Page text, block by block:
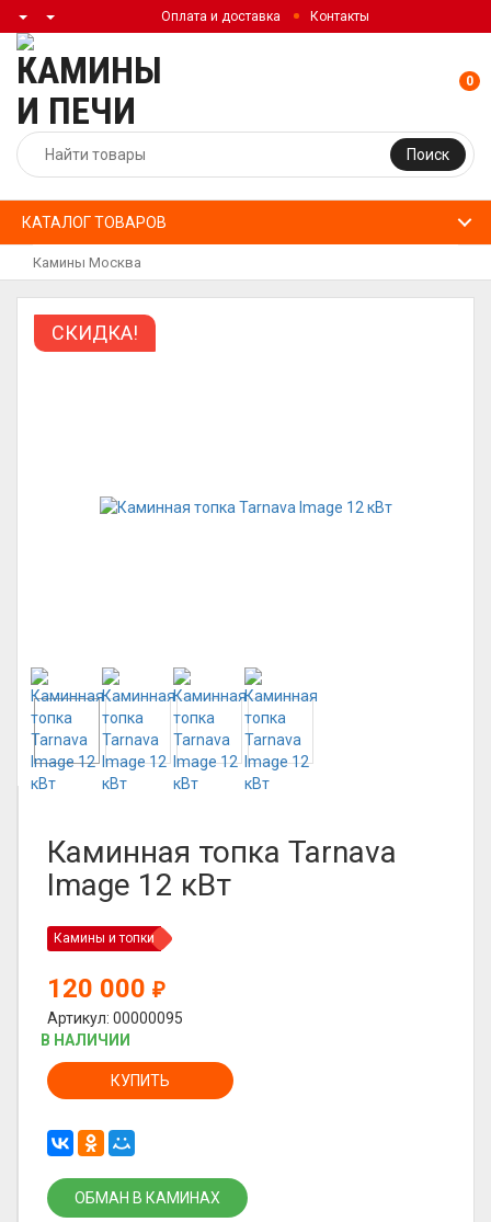
Оплата и доставка Контакты
Поиск
0
КАТАЛОГ ТОВАРОВ
Камины Москва
СКИДКА!
Каминная топка Tarnava
Image 12 кВт
Камины и топки
120 000 ₽
Артикул: 00000095
В НАЛИЧИИ
КУПИТЬ
ОБМАН В КАМИНАХ